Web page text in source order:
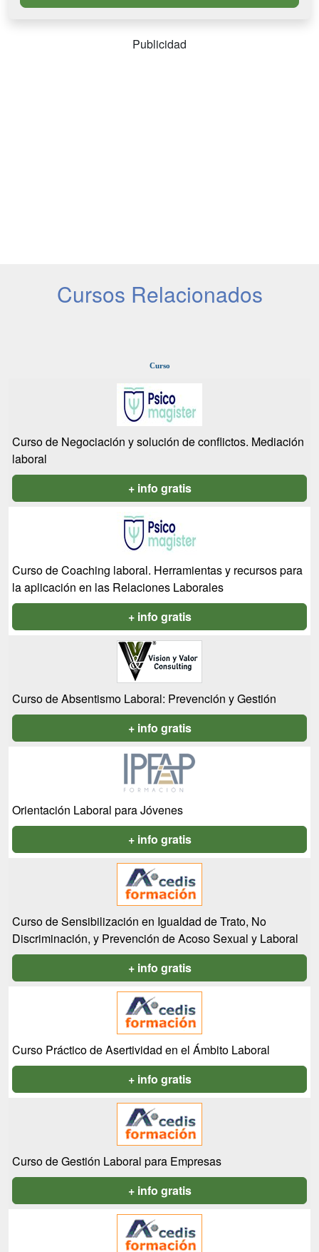
Publicidad
Cursos Relacionados
Curso
Curso de Negociación y solución de conflictos. Mediación
laboral
+ info gratis
Curso de Coaching laboral. Herramientas y recursos para
la aplicación en las Relaciones Laborales
+ info gratis
Curso de Absentismo Laboral: Prevención y Gestión
+ info gratis
Orientación Laboral para Jóvenes
+ info gratis
Curso de Sensibilización en Igualdad de Trato, No
Discriminación, y Prevención de Acoso Sexual y Laboral
+ info gratis
Curso Práctico de Asertividad en el Ámbito Laboral
+ info gratis
Curso de Gestión Laboral para Empresas
+ info gratis